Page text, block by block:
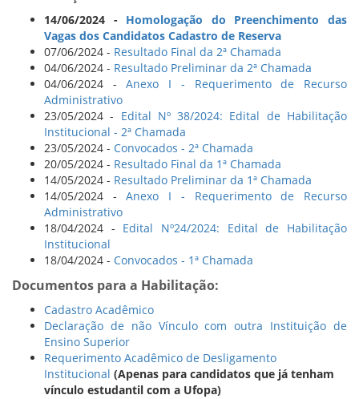
14/06/2024 - Homologação do Preenchimento das
Vagas dos Candidatos Cadastro de Reserva
07/06/2024 - Resultado Final da 2ª Chamada
04/06/2024 - Resultado Preliminar da 2ª Chamada
04/06/2024 -Anexo I - Requerimento de Recurso
Administrativo
23/05/2024 - Edital Nº 38/2024: Edital de Habilitação
Institucional - 2ª Chamada
23/05/2024 - Convocados - 2ª Chamada
20/05/2024 - Resultado Final da 1ª Chamada
14/05/2024 - Resultado Preliminar da 1ª Chamada
14/05/2024 -Anexo I - Requerimento de Recurso
Administrativo
18/04/2024 - Edital Nº24/2024: Edital de Habilitação
Institucional
18/04/2024 - Convocados - 1ª Chamada
Documentos para a Habilitação:
Cadastro Acadêmico
Declaração de não Vínculo com outra Instituição de
Ensino Superior
Requerimento Acadêmico de Desligamento
Institucional (Apenas para candidatos que já tenham
vínculo estudantil com a Ufopa)